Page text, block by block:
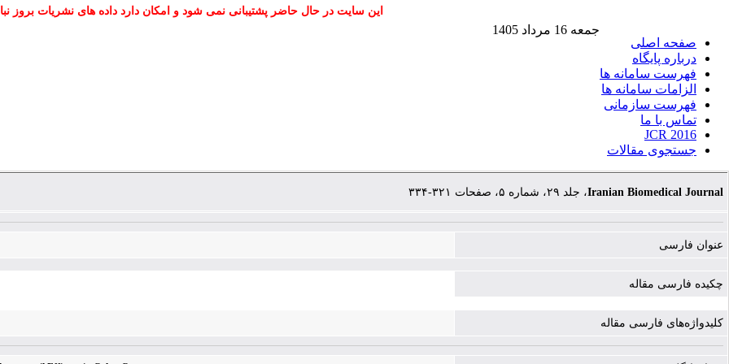
این سایت در حال حاضر پشتیبانی نمی شود و امکان دارد داده های نشریات بروز
صفحه اصلی
درباره پایگاه
فهرست سامانه ها
الزامات سامانه ها
فهرست سازمانی
تماس با ما
JCR 2016
جستجوی مقالات
جمعه 16 مرداد 1405
Iranian Biomedical Journal، جلد ۲۹، شماره ۵، صفحات ۳۲۱-۳۳۴
عنوان فارسی
چکیده فارسی مقاله
کلیدواژه‌های فارسی مقاله